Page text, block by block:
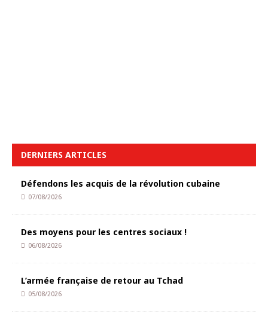
DERNIERS ARTICLES
Défendons les acquis de la révolution cubaine
07/08/2026
Des moyens pour les centres sociaux !
06/08/2026
L’armée française de retour au Tchad
05/08/2026